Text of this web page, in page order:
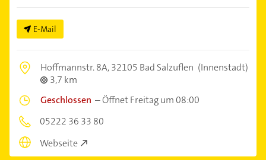
E-Mail
Hoffmannstr. 8A,32105 Bad Salzuflen (Innenstadt)
3,7 km
Geschlossen –Öffnet Freitag um 08:00
05222 36 33 80
Webseite